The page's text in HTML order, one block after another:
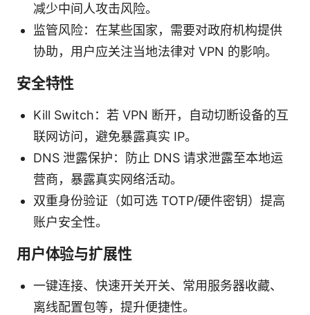
减少中间人攻击风险。
监管风险：在某些国家，需要对政府机构提供
协助，用户应关注当地法律对 VPN 的影响。
安全特性
Kill Switch：若 VPN 断开，自动切断设备的互
联网访问，避免暴露真实 IP。
DNS 泄露保护：防止 DNS 请求泄露至本地运
营商，暴露真实网络活动。
双重身份验证（如可选 TOTP/硬件密钥）提高
账户安全性。
用户体验与扩展性
一键连接、快速开关开关、常用服务器收藏、
离线配置包等，提升便捷性。